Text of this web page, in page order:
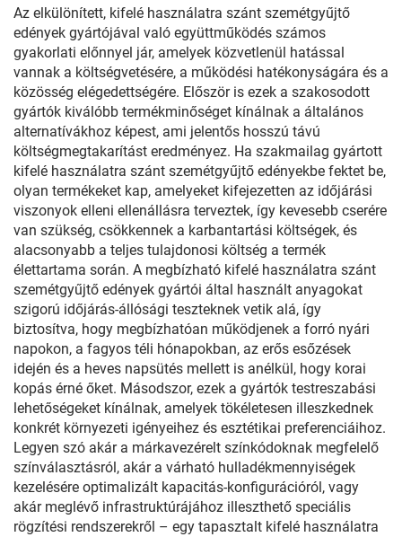
Az elkülönített, kifelé használatra szánt szemétgyűjtő
edények gyártójával való együttműködés számos
gyakorlati előnnyel jár, amelyek közvetlenül hatással
vannak a költségvetésére, a működési hatékonyságára és a
közösség elégedettségére. Először is ezek a szakosodott
gyártók kiválóbb termékminőséget kínálnak a általános
alternatívákhoz képest, ami jelentős hosszú távú
költségmegtakarítást eredményez. Ha szakmailag gyártott
kifelé használatra szánt szemétgyűjtő edényekbe fektet be,
olyan termékeket kap, amelyeket kifejezetten az időjárási
viszonyok elleni ellenállásra terveztek, így kevesebb cserére
van szükség, csökkennek a karbantartási költségek, és
alacsonyabb a teljes tulajdonosi költség a termék
élettartama során. A megbízható kifelé használatra szánt
szemétgyűjtő edények gyártói által használt anyagokat
szigorú időjárás-állósági teszteknek vetik alá, így
biztosítva, hogy megbízhatóan működjenek a forró nyári
napokon, a fagyos téli hónapokban, az erős esőzések
idején és a heves napsütés mellett is anélkül, hogy korai
kopás érné őket. Másodszor, ezek a gyártók testreszabási
lehetőségeket kínálnak, amelyek tökéletesen illeszkednek
konkrét környezeti igényeihez és esztétikai preferenciáihoz.
Legyen szó akár a márkavezérelt színkódoknak megfelelő
színválasztásról, akár a várható hulladékmennyiségek
kezelésére optimalizált kapacitás-konfigurációról, vagy
akár meglévő infrastruktúrájához illeszthető speciális
rögzítési rendszerekről – egy tapasztalt kifelé használatra